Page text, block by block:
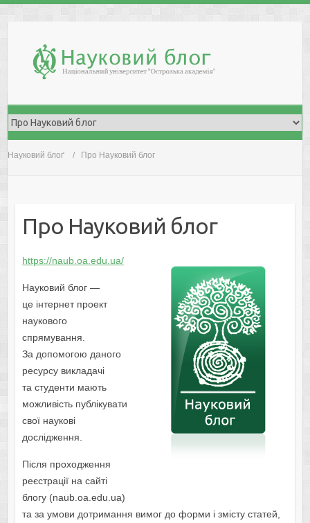
Науковий блоґ Про Науковий блог
Про Науковий блог
https://naub.oa.edu.ua/
Науковий блог —
це інтернет проект
наукового
спрямування.
За допомогою даного
ресурсу викладачі
та студенти мають
можливість публікувати
свої наукові
дослідження.
Після проходження
реєстрації на сайті
блогу (naub.oa.edu.ua)
та за умови дотримання вимог до форми і змісту статей,